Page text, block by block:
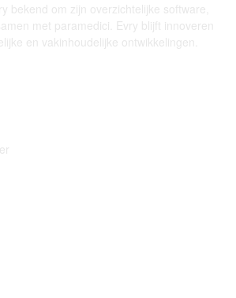
bekend om zijn overzichtelijke software,
met paramedici. Evry blijft innoveren
en vakinhoudelijke ontwikkelingen.